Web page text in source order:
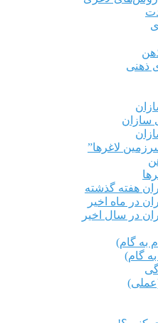
ذهنی
سازان
لاغرها”
هفته گذشته
در ماه اخیر
در سال اخیر
به گام)
گام)